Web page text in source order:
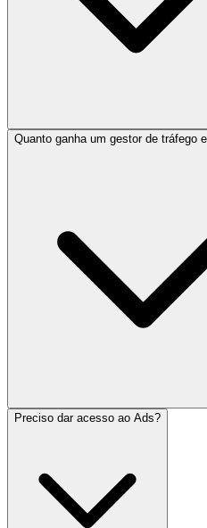
Quanto ganha um gestor de tráfego
Preciso dar acesso ao Ads?